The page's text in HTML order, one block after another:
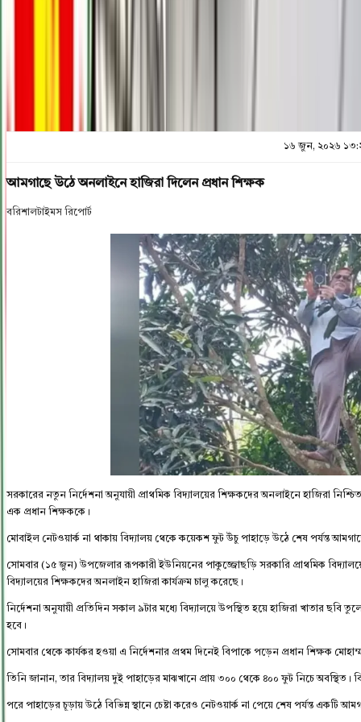
প্রিন্ট এন্ড সেভ
১৬ জুন, ২০২৬
আমগাছে উঠে অনলাইনে হাজিরা দিলেন প্রধান শিক্ষক
বরিশালটাইমস রিপোর্ট
সরকারের নতুন নির্দেশনা অনুযায়ী প্রাথমিক বিদ্যালয়ের শিক্ষকদের অনলাইনে হাজিরা
এক প্রধান শিক্ষককে।
মোবাইল নেটওয়ার্ক না থাকায় বিদ্যালয় থেকে কয়েকশ ফুট উঁচু পাহাড়ে উঠে শেষ পর্যন্ত
‎‎সোমবার (১৫ জুন) উপজেলার রূপকারী ইউনিয়নের পাকুজ্জোছড়ি সরকারি প্রাথমিক বিদ্যালয়ে
বিদ্যালয়ের শিক্ষকদের অনলাইন হাজিরা কার্যক্রম চালু করেছে।
নির্দেশনা অনুযায়ী প্রতিদিন সকাল ৯টার মধ্যে বিদ্যালয়ে উপস্থিত হয়ে হাজিরা খাতার ছবি
হবে। ‎
‎সোমবার থেকে কার্যকর হওয়া এ নির্দেশনার প্রথম দিনেই বিপাকে পড়েন প্রধান শিক্ষক
তিনি জানান, তার বিদ্যালয় দুই পাহাড়ের মাঝখানে প্রায় ৩০০ থেকে ৪০০ ফুট নিচে
পরে পাহাড়ের চূড়ায় উঠে বিভিন্ন স্থানে চেষ্টা করেও নেটওয়ার্ক না পেয়ে শেষ পর্যন্ত একটি